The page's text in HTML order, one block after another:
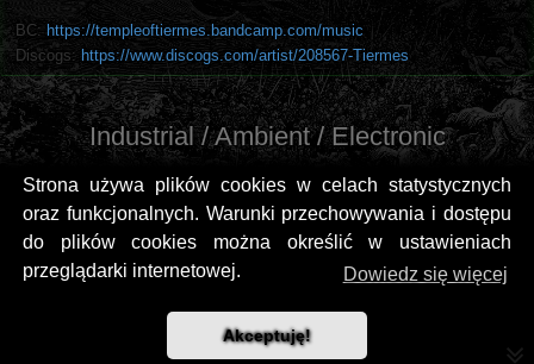
Strona używa plików cookies w celach statystycznych
oraz funkcjonalnych. Warunki przechowywania i dostępu
do plików cookies można określić w ustawieniach
przeglądarki internetowej.
Dowiedz się więcej
Akceptuję!
BC: https://templeoftiermes.bandcamp.com/music
Discogs: https://www.discogs.com/artist/208567-Tiermes
Industrial / Ambient / Electronic